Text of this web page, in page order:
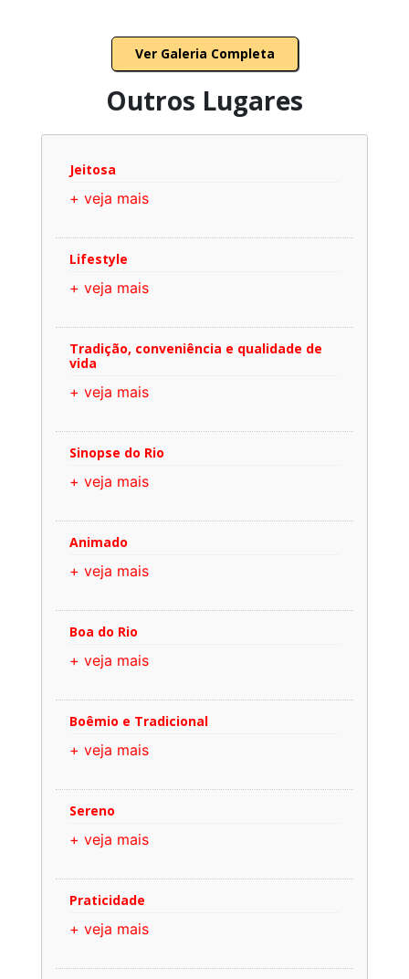
Ver Galeria Completa
Outros Lugares
Jeitosa
+ veja mais
Lifestyle
+ veja mais
Tradição, conveniência e qualidade de
vida
+ veja mais
Sinopse do Rio
+ veja mais
Animado
+ veja mais
Boa do Rio
+ veja mais
Boêmio e Tradicional
+ veja mais
Sereno
+ veja mais
Praticidade
+ veja mais